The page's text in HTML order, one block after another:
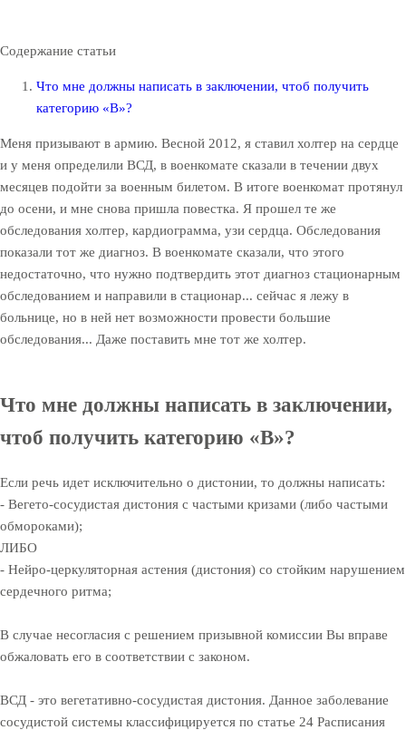
Содержание статьи
Что мне должны написать в заключении, чтоб получить
категорию «В»?
Меня призывают в армию. Весной 2012, я ставил холтер на сердце
и у меня определили ВСД, в военкомате сказали в течении двух
месяцев подойти за военным билетом. В итоге военкомат протянул
до осени, и мне снова пришла повестка. Я прошел те же
обследования холтер, кардиограмма, узи сердца. Обследования
показали тот же диагноз. В военкомате сказали, что этого
недостаточно, что нужно подтвердить этот диагноз стационарным
обследованием и направили в стационар... сейчас я лежу в
больнице, но в ней нет возможности провести большие
обследования... Даже поставить мне тот же холтер.
Что мне должны написать в заключении,
чтоб получить категорию «В»?
Если речь идет исключительно о дистонии, то должны написать:
- Вегето-сосудистая дистония с частыми кризами (либо частыми
обмороками);
ЛИБО
- Нейро-церкуляторная астения (дистония) со стойким нарушением
сердечного ритма;
В случае несогласия с решением призывной комиссии Вы вправе
обжаловать его в соответствии с законом.
ВСД - это вегетативно-сосудистая дистония. Данное заболевание
сосудистой системы классифицируется по статье 24 Расписания